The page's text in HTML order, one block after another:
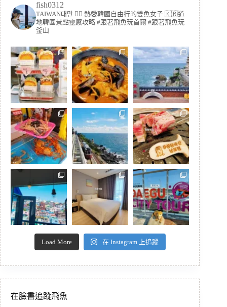
fish0312
TAIWAN대만 🏳️‍🌈 熱愛韓國自由行的雙魚女子 🇰🇷道
地韓國景點靈感攻略 #跟著飛魚玩首爾 #跟著飛魚玩
釜山
Load More 在 Instagram 上追蹤
在臉書追蹤飛魚